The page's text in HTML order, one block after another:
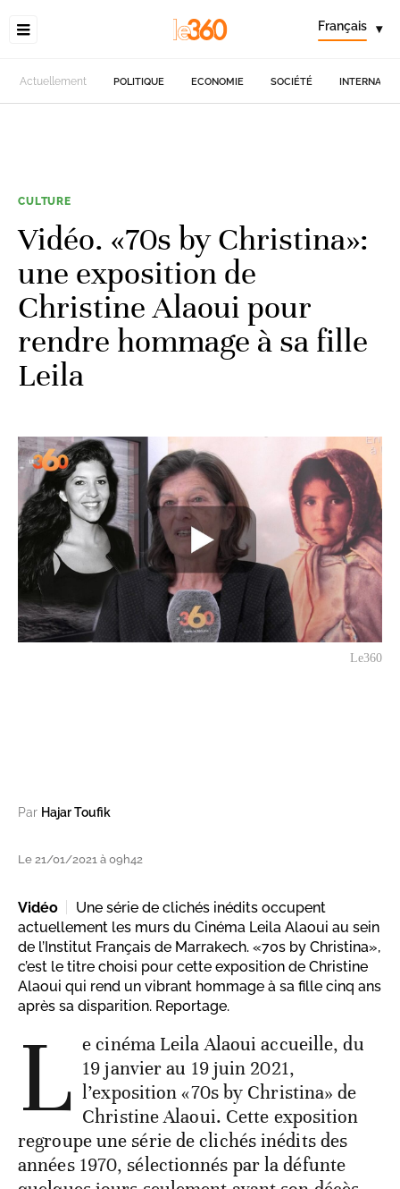
Français ▾
Actuellement POLITIQUE ECONOMIE SOCIÉTÉ
CULTURE
Vidéo. «70s by Christina»:
une exposition de
Christine Alaoui pour
rendre hommage à sa fille
Leila
Le360
Par Hajar Toufik
Le 21/01/2021 à 09h42
Vidéo
Une série de clichés inédits occupent
actuellement les murs du Cinéma Leila Alaoui au sein
de l’Institut Français de Marrakech. «70s by Christina»,
c’est le titre choisi pour cette exposition de Christine
Alaoui qui rend un vibrant hommage à sa fille cinq ans
après sa disparition. Reportage.
L e cinéma Leila Alaoui accueille, du
19 janvier au 19 juin 2021,
l’exposition «70s by Christina» de
Christine Alaoui. Cette exposition
regroupe une série de clichés inédits des
années 1970, sélectionnés par la défunte